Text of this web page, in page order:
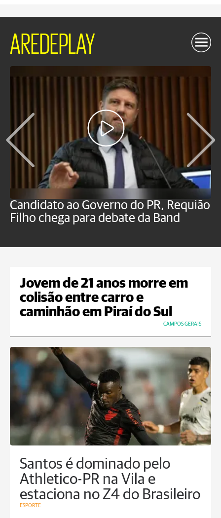
AREDEPLAY
Candidato ao Governo do PR, Requião
Filho chega para debate da Band
Jovem de 21 anos morre em
colisão entre carro e
caminhão em Piraí do Sul
CAMPOS GERAIS
Santos é dominado pelo
Athletico-PR na Vila e
estaciona no Z4 do Brasileiro
ESPORTE